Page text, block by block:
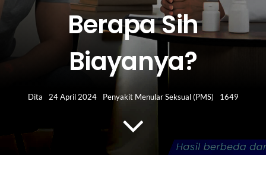
HUBUNGI KAMI
Search
Berapa Sih
Biayanya?
Dita 24 April 2024 Penyakit Menular Seksual (PMS) 1649